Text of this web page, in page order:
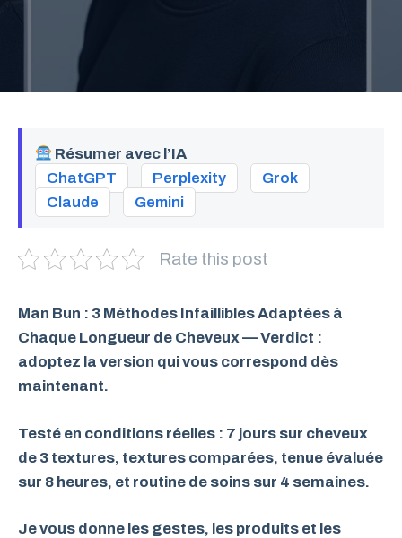
Résumer avec l’IA
ChatGPT
Perplexity
Grok
Claude
Gemini
Rate this post
Man Bun : 3 Méthodes Infaillibles Adaptées à
Chaque Longueur de Cheveux — Verdict :
adoptez la version qui vous correspond dès
maintenant.
Testé en conditions réelles : 7 jours sur cheveux
de 3 textures, textures comparées, tenue évaluée
sur 8 heures, et routine de soins sur 4 semaines.
Je vous donne les gestes, les produits et les